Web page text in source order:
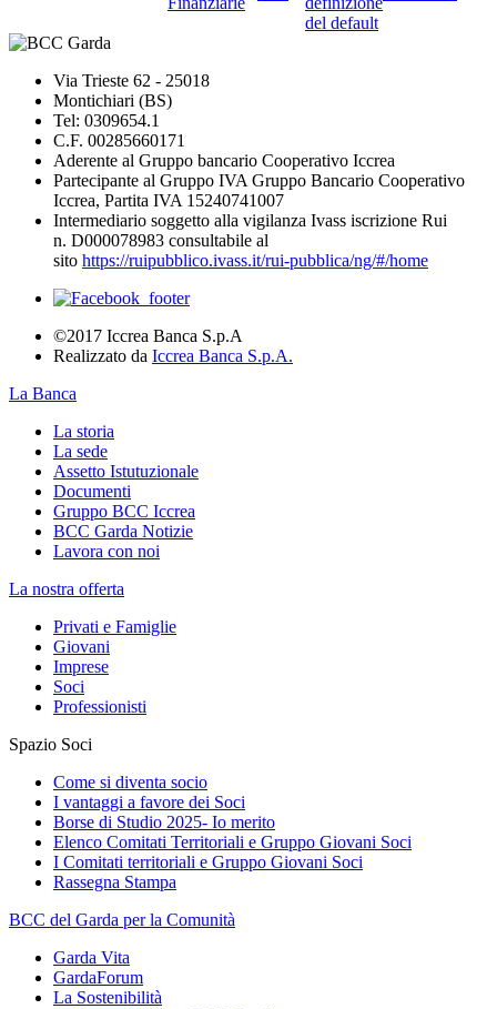
del default
Via Trieste 62 - 25018
Montichiari (BS)
Tel: 0309654.1
C.F. 00285660171
Aderente al Gruppo bancario Cooperativo Iccrea
Partecipante al Gruppo IVA Gruppo Bancario Cooperativo
Iccrea, Partita IVA 15240741007
Intermediario soggetto alla vigilanza Ivass iscrizione Rui
n. D000078983 consultabile al
sito https://ruipubblico.ivass.it/rui-pubblica/ng/#/home
©2017 Iccrea Banca S.p.A
Realizzato da Iccrea Banca S.p.A.
La Banca
La storia
La sede
Assetto Istutuzionale
Documenti
Gruppo BCC Iccrea
BCC Garda Notizie
Lavora con noi
La nostra offerta
Privati e Famiglie
Giovani
Imprese
Soci
Professionisti
Spazio Soci
Come si diventa socio
I vantaggi a favore dei Soci
Borse di Studio 2025- Io merito
Elenco Comitati Territoriali e Gruppo Giovani Soci
I Comitati territoriali e Gruppo Giovani Soci
Rassegna Stampa
BCC del Garda per la Comunità
Garda Vita
GardaForum
La Sostenibilità